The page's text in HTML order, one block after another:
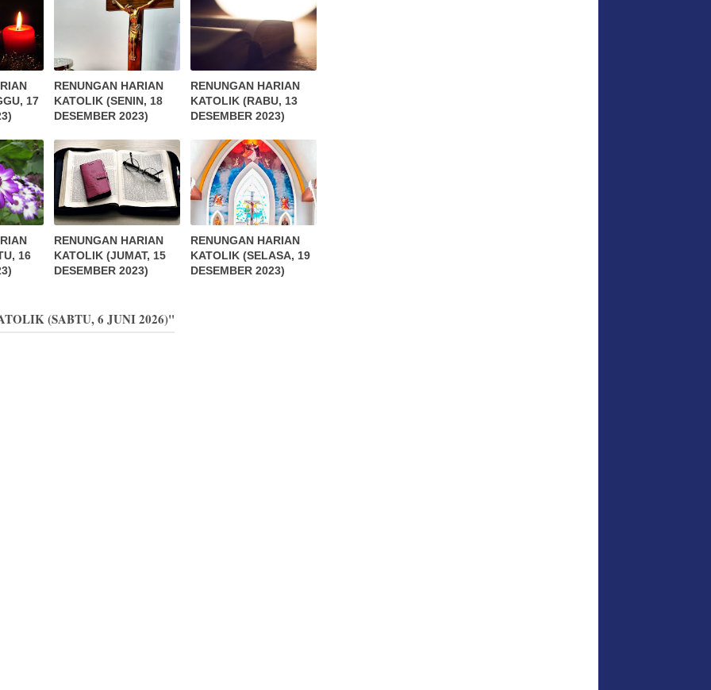
17
RENUNGAN HARIAN
KATOLIK (SENIN, 18
DESEMBER 2023)
RENUNGAN HARIAN
KATOLIK (RABU, 13
DESEMBER 2023)
16
RENUNGAN HARIAN
KATOLIK (JUMAT, 15
DESEMBER 2023)
RENUNGAN HARIAN
KATOLIK (SELASA, 19
DESEMBER 2023)
(SABTU, 6 JUNI 2026)"